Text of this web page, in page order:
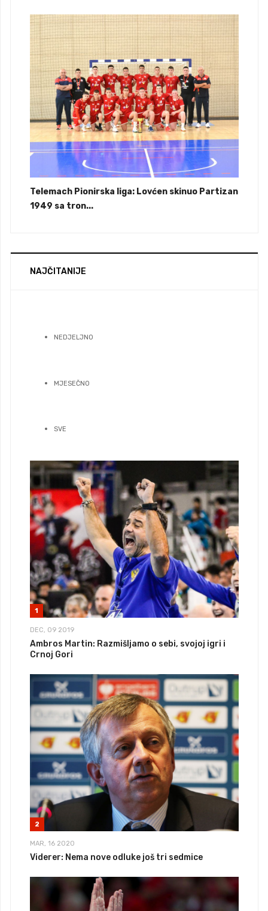
Telemach Pionirska liga: Lovćen skinuo Partizan
1949 sa tron...
NAJČITANIJE
NEDJELJNO
MJESEČNO
SVE
1
DEC, 09 2019
Ambros Martin: Razmišljamo o sebi, svojoj igri i
Crnoj Gori
2
MAR, 16 2020
Viderer: Nema nove odluke još tri sedmice